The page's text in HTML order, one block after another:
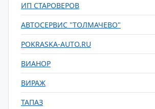
ИП СТАРОВЕРОВ
АВТОСЕРВИС "ТОЛМАЧЕВО"
POKRASKA-AUTO.RU
ВИАНОР
ВИРАЖ
ТАПАЗ